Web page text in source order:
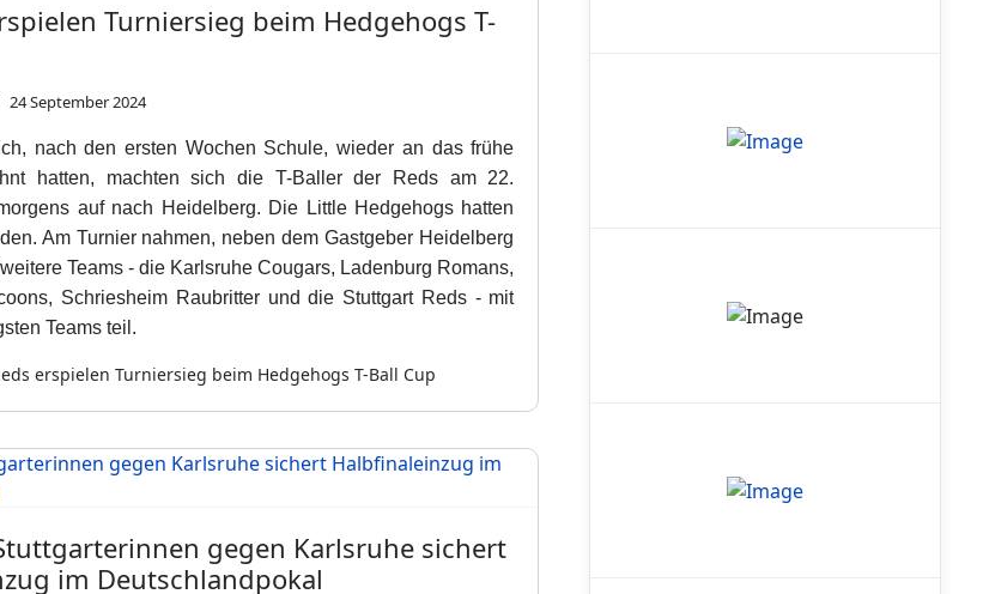
Turniersieg beim Hedgehogs T-
24 September 2024
nach den ersten Wochen Schule, wieder an das frühe
hatten, machten sich die T-Baller der Reds am 22.
auf nach Heidelberg. Die Little Hedgehogs hatten
Am Turnier nahmen, neben dem Gastgeber Heidelberg
Teams - die Karlsruhe Cougars, Ladenburg Romans,
Schriesheim Raubritter und die Stuttgart Reds - mit
Teams teil.
erspielen Turniersieg beim Hedgehogs T-Ball Cup
gegen Karlsruhe sichert
im Deutschlandpokal